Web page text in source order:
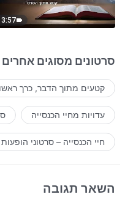
סרטונים מסוגים אחרים
קטעים מתוך הדבר, כרך
עדויות מחיי הכנסייה
חיי הכנסייה – סרטוני הופעות
השאר תגובה